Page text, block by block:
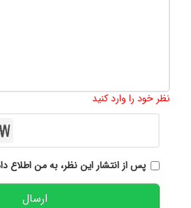
نظر خود را وارد کنید
پس از انتشار این نظر، به من اطلاع
ارسال